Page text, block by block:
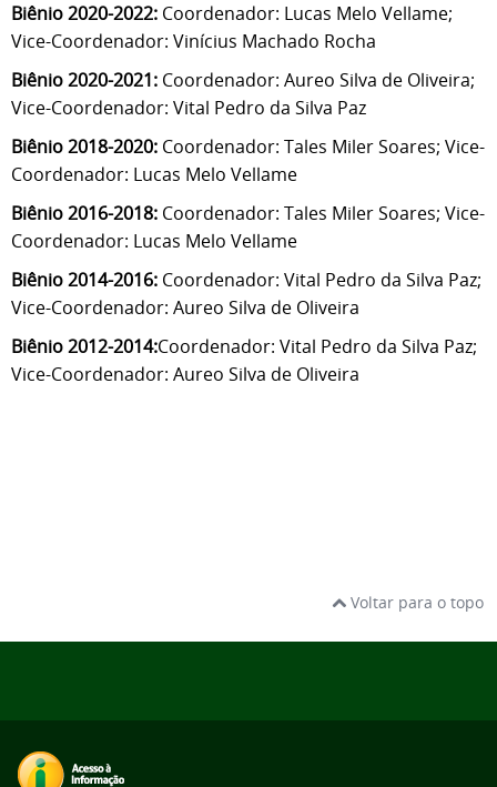
Biênio 2020-2022: Coordenador: Lucas Melo Vellame;
Vice-Coordenador: Vinícius Machado Rocha
Biênio 2020-2021: Coordenador: Aureo Silva de Oliveira;
Vice-Coordenador: Vital Pedro da Silva Paz
Biênio 2018-2020: Coordenador: Tales Miler Soares; Vice-
Coordenador: Lucas Melo Vellame
Biênio 2016-2018: Coordenador: Tales Miler Soares; Vice-
Coordenador: Lucas Melo Vellame
Biênio 2014-2016: Coordenador: Vital Pedro da Silva Paz;
Vice-Coordenador: Aureo Silva de Oliveira
Biênio 2012-2014:Coordenador: Vital Pedro da Silva Paz;
Vice-Coordenador: Aureo Silva de Oliveira
Voltar para o topo